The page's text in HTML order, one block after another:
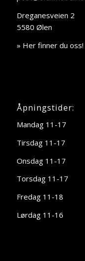
Dreganesveien 2
5580 Ølen
» Her finner du oss!
Åpningstider:
Mandag 11-17
Tirsdag 11-17
Onsdag 11-17
Torsdag 11-17
Fredag 11-18
Lørdag 11-16